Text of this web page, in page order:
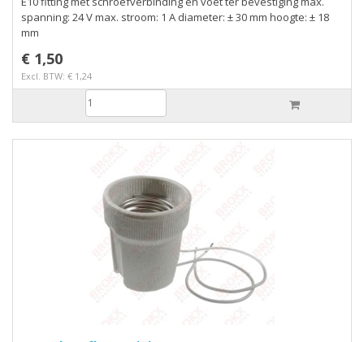
spanning: 24 V max. stroom: 1 A diameter: ± 30 mm hoogte: ± 18
mm
€ 1,50
Excl. BTW: € 1,24